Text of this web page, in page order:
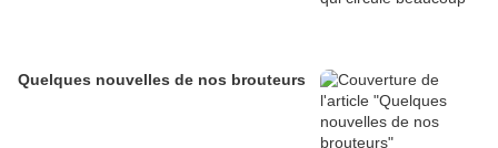
Quelques nouvelles de nos brouteurs